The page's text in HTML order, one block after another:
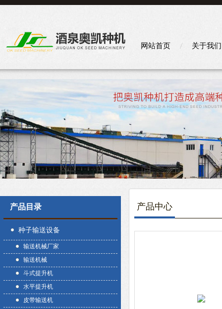
网站首页 关于我们
产品目录
种子输送设备
输送机械厂家
输送机械
斗式提升机
水平提升机
皮带输送机
产品中心